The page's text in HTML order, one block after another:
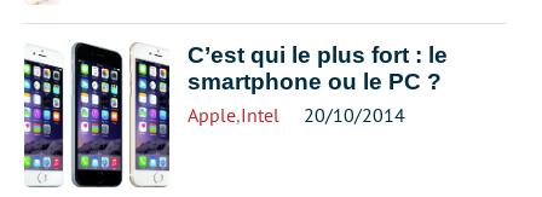
C’est qui le plus fort : le
smartphone ou le PC ?
Apple,Intel 20/10/2014